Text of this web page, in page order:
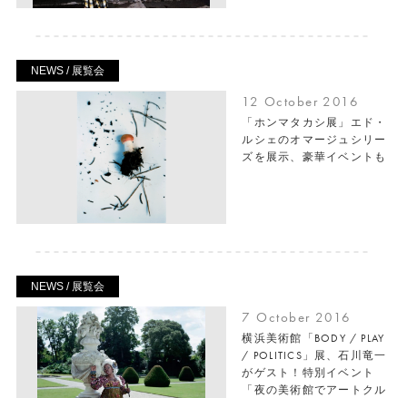
NEWS / 展覧会
12 October 2016
「ホンマタカシ展」エド・
ルシェのオマージュシリー
ズを展示、豪華イベントも
NEWS / 展覧会
7 October 2016
横浜美術館「BODY / PLAY
/ POLITICS」展、石川竜一
がゲスト！特別イベント
「夜の美術館でアートクル